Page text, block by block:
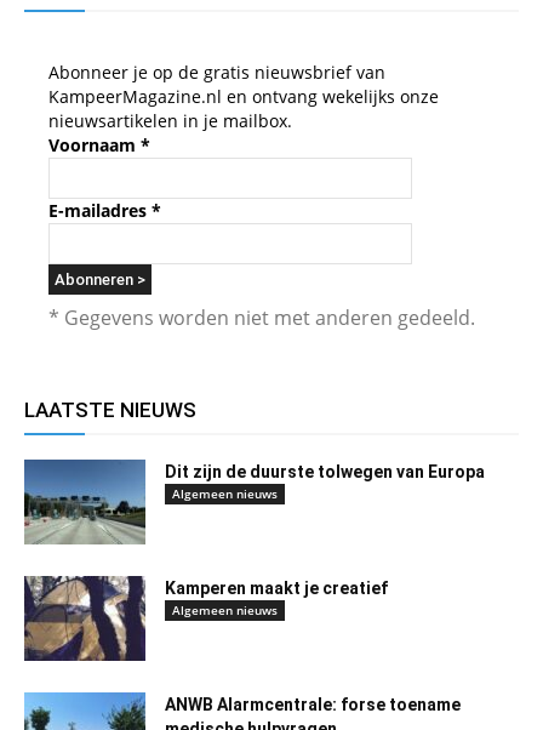
Abonneer je op de gratis nieuwsbrief van
KampeerMagazine.nl en ontvang wekelijks onze
nieuwsartikelen in je mailbox.
Voornaam *
E-mailadres *
* Gegevens worden niet met anderen gedeeld.
LAATSTE NIEUWS
Dit zijn de duurste tolwegen van Europa
Algemeen nieuws
Kamperen maakt je creatief
Algemeen nieuws
ANWB Alarmcentrale: forse toename